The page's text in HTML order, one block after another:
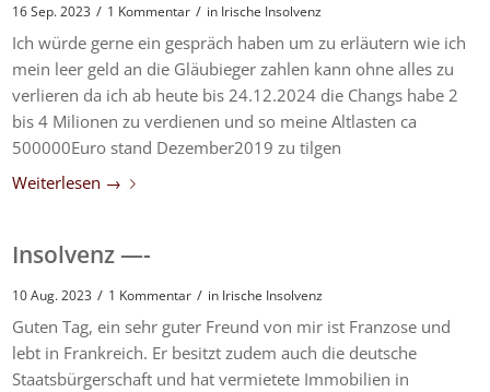
16 Sep. 2023 / 1 Kommentar / in Irische Insolvenz
Ich würde gerne ein gespräch haben um zu erläutern wie ich
mein leer geld an die Gläubieger zahlen kann ohne alles zu
verlieren da ich ab heute bis 24.12.2024 die Changs habe 2
bis 4 Milionen zu verdienen und so meine Altlasten ca
500000Euro stand Dezember2019 zu tilgen
Weiterlesen →
Insolvenz —-
10 Aug. 2023 / 1 Kommentar / in Irische Insolvenz
Guten Tag, ein sehr guter Freund von mir ist Franzose und
lebt in Frankreich. Er besitzt zudem auch die deutsche
Staatsbürgerschaft und hat vermietete Immobilien in